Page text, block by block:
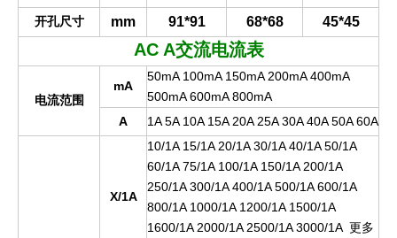
开孔尺寸 mm 91*91 68*68 45*45
AC A交流电流表
电流范围
mA
50mA 100mA 150mA 200mA 400mA
500mA 600mA 800mA
A
1A 5A 10A 15A 20A 25A 30A 40A 50A 60A
X/1A
10/1A 15/1A 20/1A 30/1A 40/1A 50/1A
60/1A 75/1A 100/1A 150/1A 200/1A
250/1A 300/1A 400/1A 500/1A 600/1A
800/1A 1000/1A 1200/1A 1500/1A
1600/1A 2000/1A 2500/1A 3000/1A 更多